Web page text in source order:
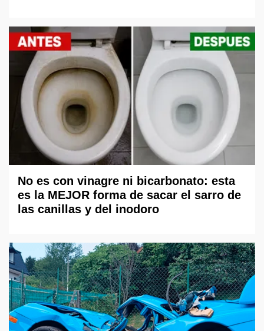
No es con vinagre ni bicarbonato: esta
es la MEJOR forma de sacar el sarro de
las canillas y del inodoro